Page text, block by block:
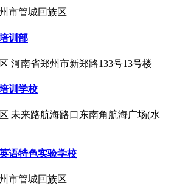
市管城回族区
训部
河南省郑州市新郑路133号13号楼
训学校
未来路航海路口东南角航海广场(水
语特色实验学校
市管城回族区